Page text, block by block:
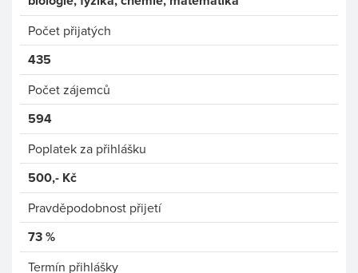
Počet přijatých
435
Počet zájemců
594
Poplatek za přihlášku
500,- Kč
Pravděpodobnost přijetí
73 %
Termín přihlášky